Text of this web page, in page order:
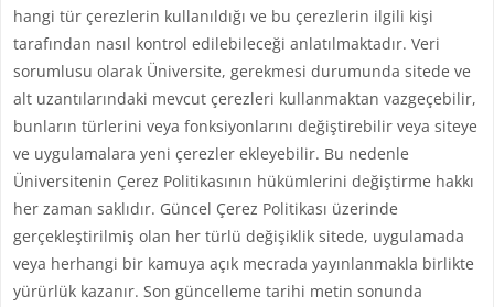
hangi tür çerezlerin kullanıldığı ve bu çerezlerin ilgili kişi
tarafından nasıl kontrol edilebileceği anlatılmaktadır. Veri
sorumlusu olarak Üniversite, gerekmesi durumunda sitede ve
alt uzantılarındaki mevcut çerezleri kullanmaktan vazgeçebilir,
bunların türlerini veya fonksiyonlarını değiştirebilir veya siteye
ve uygulamalara yeni çerezler ekleyebilir. Bu nedenle
Üniversitenin Çerez Politikasının hükümlerini değiştirme hakkı
her zaman saklıdır. Güncel Çerez Politikası üzerinde
gerçekleştirilmiş olan her türlü değişiklik sitede, uygulamada
veya herhangi bir kamuya açık mecrada yayınlanmakla birlikte
yürürlük kazanır. Son güncelleme tarihi metin sonunda